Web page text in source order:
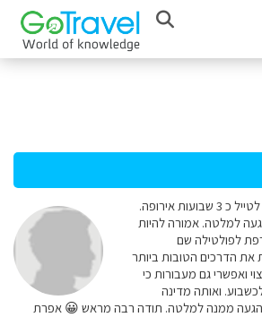
שלום, אני טסה לבד ורוצה לטייל כ 3 שבועות אירופה.
למלטה. אמורה להיות
28.9 (מצטרפת לפולטילה שם
מחפשת את הדרכים הטובות ביותר
ואפשרי גם מעבורות כי
ואותה מדינה
ממנה למלטה. תודה רבה מראש 😀 אפרת